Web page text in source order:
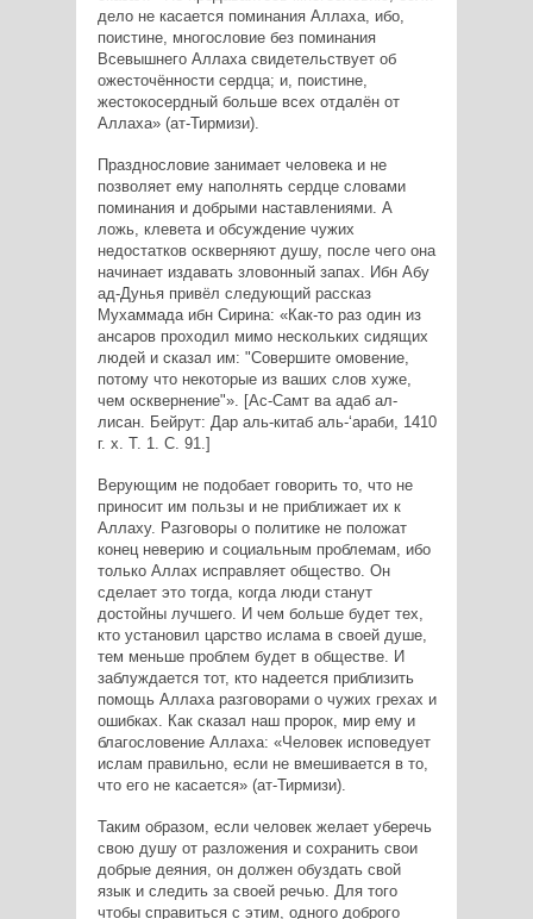
дело не касается поминания Аллаха, ибо,
поистине, многословие без поминания
Всевышнего Аллаха свидетельствует об
ожесточённости сердца; и, поистине,
жестокосердный больше всех отдалён от
Аллаха» (ат-Тирмизи).
Празднословие занимает человека и не
позволяет ему наполнять сердце словами
поминания и добрыми наставлениями. А
ложь, клевета и обсуждение чужих
недостатков оскверняют душу, после чего она
начинает издавать зловонный запах. Ибн Абу
ад-Дунья привёл следующий рассказ
Мухаммада ибн Сирина: «Как-то раз один из
ансаров проходил мимо нескольких сидящих
людей и сказал им: "Совершите омовение,
потому что некоторые из ваших слов хуже,
чем осквернение"». [Ас-Самт ва адаб ал-
лисан. Бейрут: Дар аль-китаб аль-‘араби, 1410
г. х. Т. 1. С. 91.]
Верующим не подобает говорить то, что не
приносит им пользы и не приближает их к
Аллаху. Разговоры о политике не положат
конец неверию и социальным проблемам, ибо
только Аллах исправляет общество. Он
сделает это тогда, когда люди станут
достойны лучшего. И чем больше будет тех,
кто установил царство ислама в своей душе,
тем меньше проблем будет в обществе. И
заблуждается тот, кто надеется приблизить
помощь Аллаха разговорами о чужих грехах и
ошибках. Как сказал наш пророк, мир ему и
благословение Аллаха: «Человек исповедует
ислам правильно, если не вмешивается в то,
что его не касается» (ат-Тирмизи).
Таким образом, если человек желает уберечь
свою душу от разложения и сохранить свои
добрые деяния, он должен обуздать свой
язык и следить за своей речью. Для того
чтобы справиться с этим, одного доброго